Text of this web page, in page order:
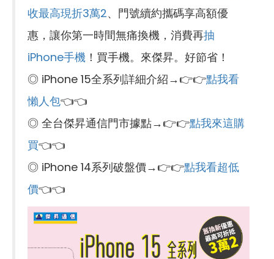
收最高現折3萬2、門號續約攜碼享高額優
惠，讓你第一時間無痛換機，消費再抽
iPhone手機 ！買手機。來傑昇。好節省！
◎ iPhone 15全系列詳細介紹→👉👉點我看
懶人包👈👈
◎ 全台傑昇通信門市據點→👉👉點我來這購
買👈👈
◎ iPhone 14系列破盤價→👉👉點我看超低
價👈👈